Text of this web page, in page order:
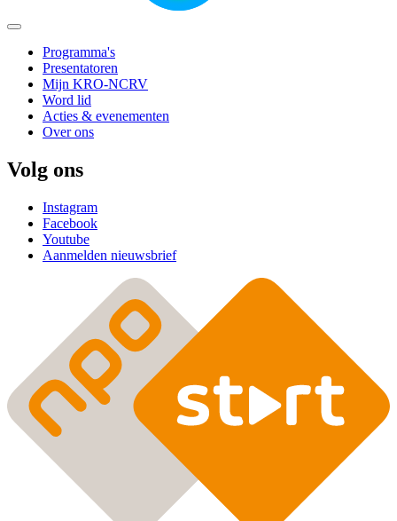
Programma's
Presentatoren
Mijn KRO-NCRV
Word lid
Acties & evenementen
Over ons
Volg ons
Instagram
Facebook
Youtube
Aanmelden nieuwsbrief